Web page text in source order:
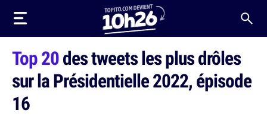
Top 20des tweets les plus drôles
sur la Présidentielle 2022, épisode
16